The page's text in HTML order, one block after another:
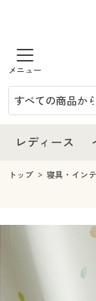
商品を探す
レディース
レディースファ
インナー・下着
インナー・下着
ジュニア・ティ
メンズ
メンズファッシ
メンズ下着
家電
寝具・インテ
寝具・インテリ
美容・健康
レディース
レディース
レディース通販
レディースファ
インナー・下着
インナー・下着
ジュニア・ティ
メンズ
キッチン・雑貨
寝具・インテリ
美容・健康通販
制服・スクール
トップ 寝具・イン